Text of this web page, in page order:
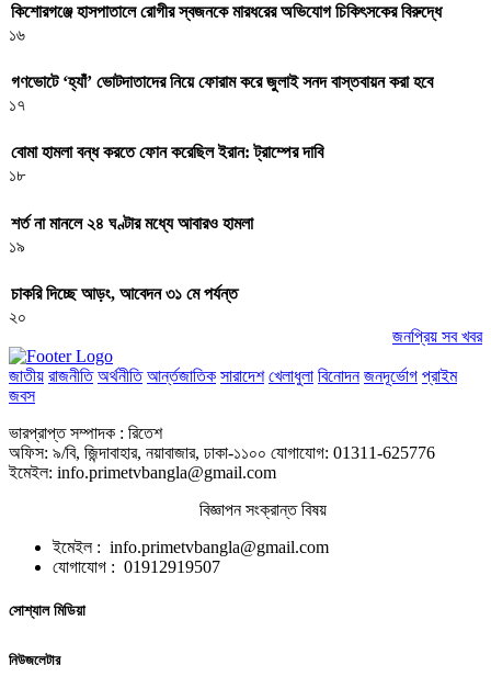
কিশোরগঞ্জে হাসপাতালে রোগীর স্বজনকে মারধরের অভিযোগ চিকিৎসকের বিরুদ্ধে
১৬
গণভোটে ‘হ্যাঁ’ ভোটদাতাদের নিয়ে ফোরাম করে জুলাই সনদ বাস্তবায়ন করা হবে
১৭
বোমা হামলা বন্ধ করতে ফোন করেছিল ইরান: ট্রাম্পের দাবি
১৮
শর্ত না মানলে ২৪ ঘণ্টার মধ্যে আবারও হামলা
১৯
চাকরি দিচ্ছে আড়ং, আবেদন ৩১ মে পর্যন্ত
২০
জনপ্রিয় সব খবর
জাতীয় রাজনীতি অর্থনীতি আর্ন্তজাতিক সারাদেশ খেলাধুলা বিনোদন জনদূর্ভোগ প্রাইম
জবস
ভারপ্রাপ্ত সম্পাদক : রিতেশ
অফিস: ৯/বি, জিন্দাবাহার, নয়াবাজার, ঢাকা-১১০০ যোগাযোগ: 01311-625776
ইমেইল: info.primetvbangla@gmail.com
বিজ্ঞাপন সংক্রান্ত বিষয়
ইমেইল : info.primetvbangla@gmail.com
যোগাযোগ : 01912919507
সোশ্যাল মিডিয়া
নিউজলেটার